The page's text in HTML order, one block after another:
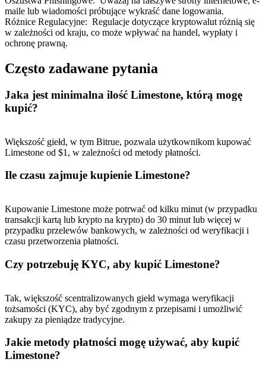
Polecaj
BTC Welcome Rewards
Deposit & Trade BTC to Share 25000 USDT prize pool!
Deposit CASHCAT & Win
maile lub wiadomości próbujące wykraść dane logowania.
Różnice Regulacyjne: Regulacje dotyczące kryptowalut różnią się
w zależności od kraju, co może wpływać na handel, wypłaty i
ochronę prawną.
Często zadawane pytania
Jaka jest minimalna ilość Limestone, którą mogę
kupić?
Większość giełd, w tym Bitrue, pozwala użytkownikom kupować
Limestone od $1, w zależności od metody płatności.
Ile czasu zajmuje kupienie Limestone?
Kupowanie Limestone może potrwać od kilku minut (w przypadku
transakcji kartą lub krypto na krypto) do 30 minut lub więcej w
przypadku przelewów bankowych, w zależności od weryfikacji i
czasu przetworzenia płatności.
Czy potrzebuję KYC, aby kupić Limestone?
Tak, większość scentralizowanych giełd wymaga weryfikacji
tożsamości (KYC), aby być zgodnym z przepisami i umożliwić
zakupy za pieniądze tradycyjne.
Jakie metody płatności mogę używać, aby kupić
Limestone?